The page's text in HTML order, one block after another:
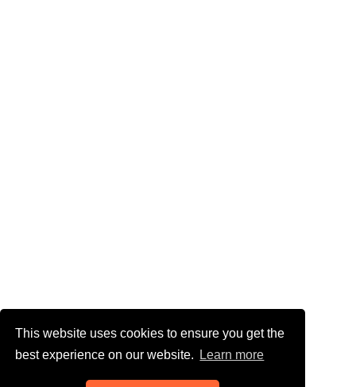
This website uses cookies to ensure you get the
best experience on our website.
Learn more